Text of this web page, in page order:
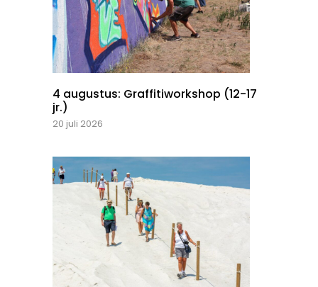
4 augustus: Graffitiworkshop (12-17
jr.)
20 juli 2026